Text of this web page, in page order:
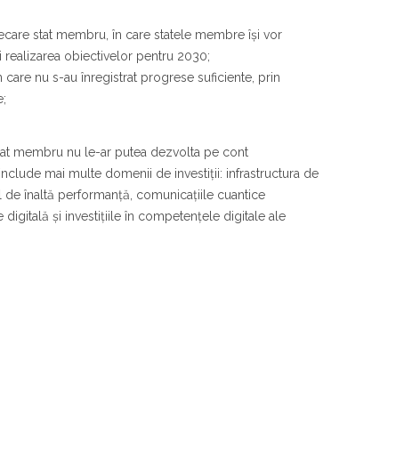
stat membru, în care statele membre își vor
obiectivelor pentru 2030;
nu s-au înregistrat progrese suficiente, prin
membru nu le-ar putea dezvolta pe cont
mai multe domenii de investiții: infrastructura de
înaltă performanță, comunicațiile cuantice
și investițiile în competențele digitale ale